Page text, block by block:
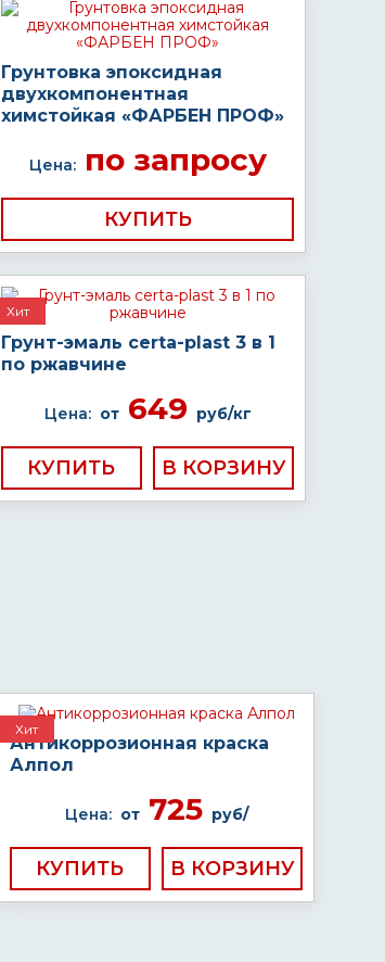
Грунтовка эпоксидная
двухкомпонентная
химстойкая «ФАРБЕН ПРОФ»
Цена:по запросу
КУПИТЬ
Хит
Грунт-эмаль certa-plast 3 в 1
по ржавчине
Цена: от649 руб/кг
КУПИТЬ
Хит
Антикоррозионная краска
Алпол
Цена: от725 руб/
КУПИТЬ